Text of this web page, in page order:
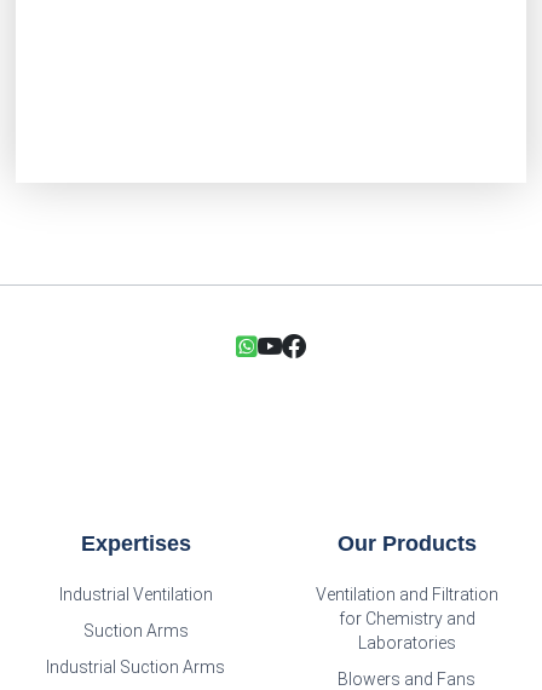
Expertises
Industrial Ventilation
Suction Arms
Industrial Suction Arms
Our Products
Ventilation and Filtration
for Chemistry and
Laboratories
Blowers and Fans